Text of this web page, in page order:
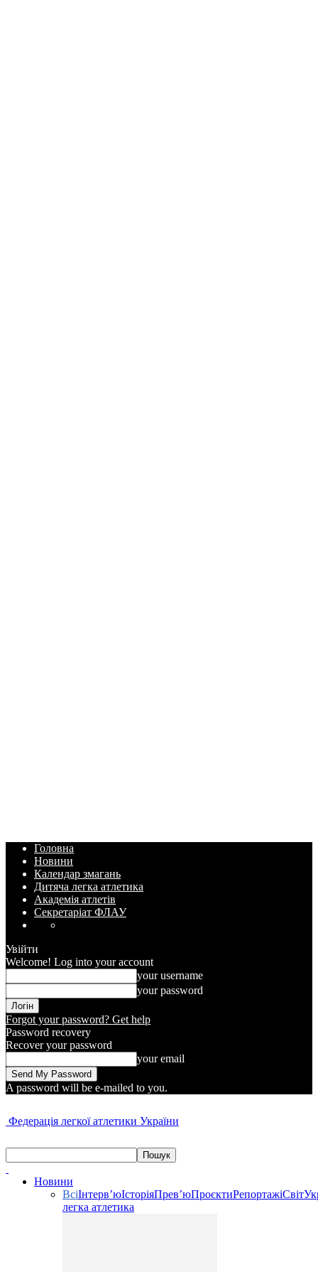
Головна
Новини
Календар змагань
Дитяча легка атлетика
Академія атлетів
Секретаріат ФЛАУ
Увійти
Welcome! Log into your account
your username
your password
Forgot your password? Get help
Password recovery
Recover your password
your email
A password will be e-mailed to you.
Федерація легкої атлетики України
Новини
ВсіІнтерв’юІсторіяПрев’юПроєктиРепортажіСвіт
легка атлетика